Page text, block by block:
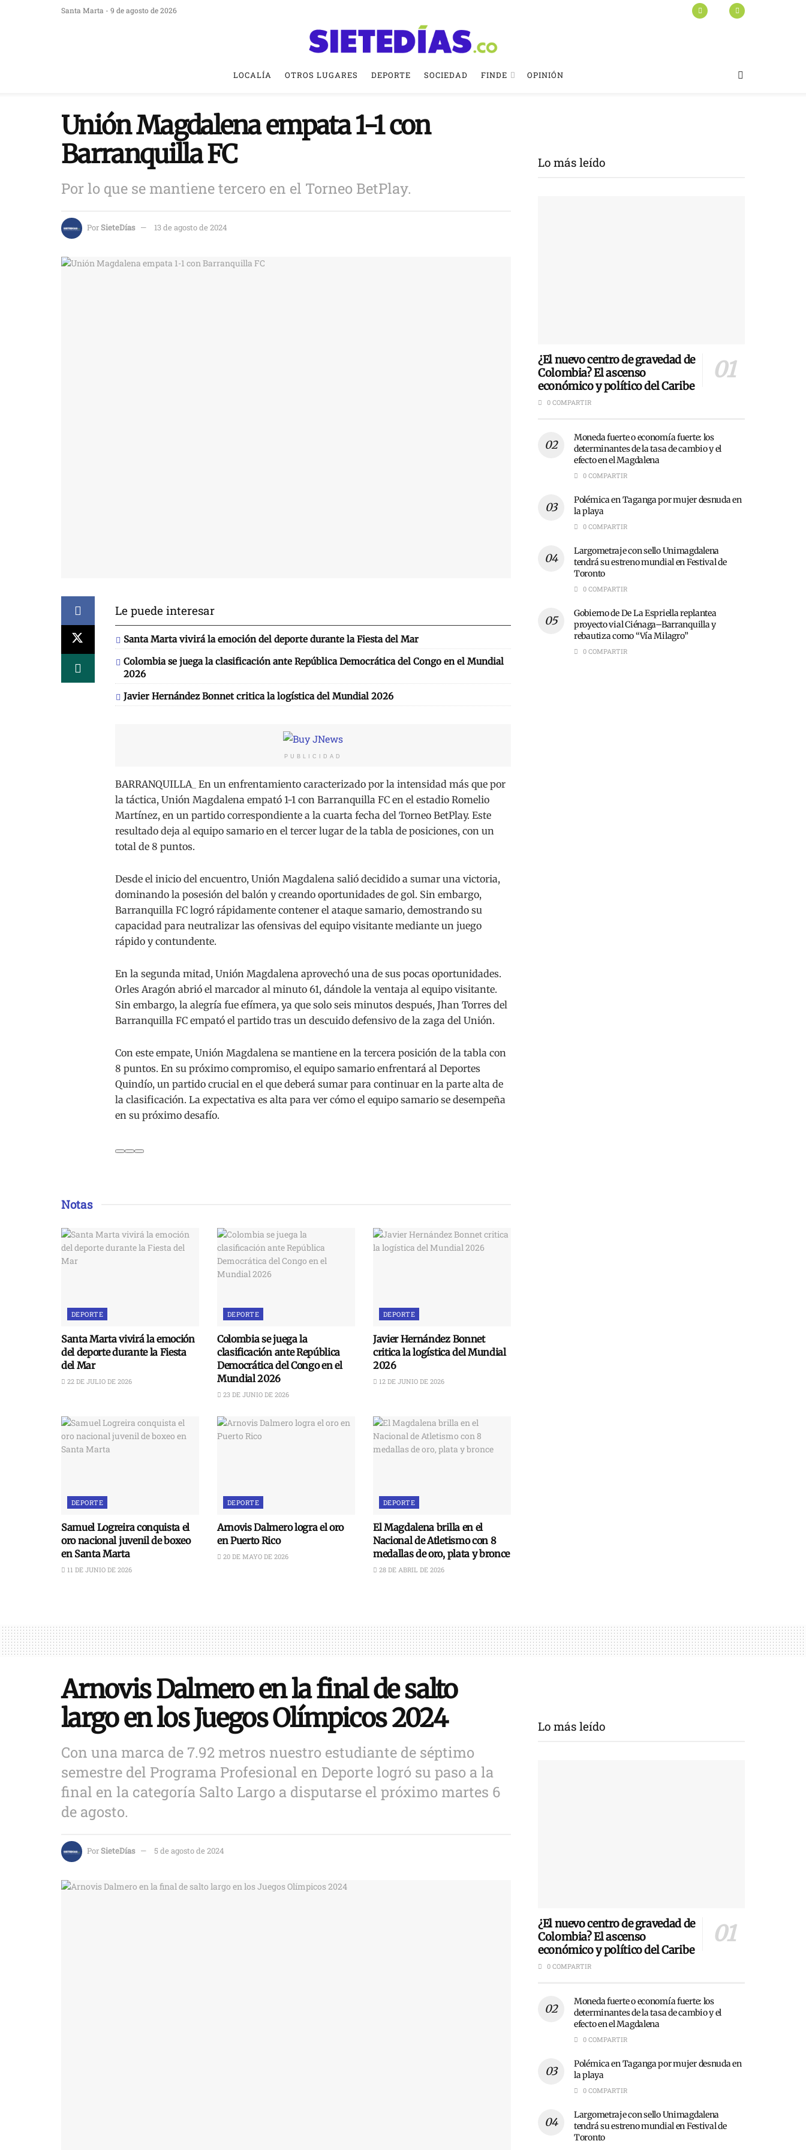
Santa Marta - 9 de agosto de 2026
LOCALÍA OTROS LUGARES DEPORTE SOCIEDAD FINDE OPINIÓN
Unión Magdalena empata 1-1 con
Barranquilla FC
Por lo que se mantiene tercero en el Torneo BetPlay.
PorSieteDías 13 de agosto de 2024
Le puede interesar
Santa Marta vivirá la emoción del deporte durante la Fiesta del Mar
Colombia se juega la clasificación ante República Democrática del Congo en el Mundial
2026
Javier Hernández Bonnet critica la logística del Mundial 2026
PUBLICIDAD
BARRANQUILLA_ En un enfrentamiento caracterizado por la intensidad más que por
la táctica, Unión Magdalena empató 1-1 con Barranquilla FC en el estadio Romelio
Martínez, en un partido correspondiente a la cuarta fecha del Torneo BetPlay. Este
resultado deja al equipo samario en el tercer lugar de la tabla de posiciones, con un
total de 8 puntos.
Desde el inicio del encuentro, Unión Magdalena salió decidido a sumar una victoria,
dominando la posesión del balón y creando oportunidades de gol. Sin embargo,
Barranquilla FC logró rápidamente contener el ataque samario, demostrando su
capacidad para neutralizar las ofensivas del equipo visitante mediante un juego
rápido y contundente.
En la segunda mitad, Unión Magdalena aprovechó una de sus pocas oportunidades.
Orles Aragón abrió el marcador al minuto 61, dándole la ventaja al equipo visitante.
Sin embargo, la alegría fue efímera, ya que solo seis minutos después, Jhan Torres del
Barranquilla FC empató el partido tras un descuido defensivo de la zaga del Unión.
Con este empate, Unión Magdalena se mantiene en la tercera posición de la tabla con
8 puntos. En su próximo compromiso, el equipo samario enfrentará al Deportes
Quindío, un partido crucial en el que deberá sumar para continuar en la parte alta de
la clasificación. La expectativa es alta para ver cómo el equipo samario se desempeña
en su próximo desafío.
Notas
DEPORTE
Santa Marta vivirá la emoción
del deporte durante la Fiesta
del Mar
22 DE JULIO DE 2026
DEPORTE
Colombia se juega la
clasificación ante República
Democrática del Congo en el
Mundial 2026
23 DE JUNIO DE 2026
DEPORTE
Javier Hernández Bonnet
critica la logística del Mundial
2026
12 DE JUNIO DE 2026
DEPORTE
Samuel Logreira conquista el
oro nacional juvenil de boxeo
en Santa Marta
11 DE JUNIO DE 2026
DEPORTE
Arnovis Dalmero logra el oro
en Puerto Rico
20 DE MAYO DE 2026
DEPORTE
El Magdalena brilla en el
Nacional de Atletismo con 8
medallas de oro, plata y bronce
28 DE ABRIL DE 2026
Lo más leído
¿El nuevo centro de gravedad de
Colombia? El ascenso
económico y político del Caribe
0 COMPARTIR
Moneda fuerte o economía fuerte: los
determinantes de la tasa de cambio y el
efecto en el Magdalena
0 COMPARTIR
Polémica en Taganga por mujer desnuda en
la playa
0 COMPARTIR
Largometraje con sello Unimagdalena
tendrá su estreno mundial en Festival de
Toronto
0 COMPARTIR
Gobierno de De La Espriella replantea
proyecto vial Ciénaga–Barranquilla y
rebautiza como “Vía Milagro”
0 COMPARTIR
Arnovis Dalmero en la final de salto
largo en los Juegos Olímpicos 2024
Con una marca de 7.92 metros nuestro estudiante de séptimo
semestre del Programa Profesional en Deporte logró su paso a la
final en la categoría Salto Largo a disputarse el próximo martes 6
de agosto.
PorSieteDías 5 de agosto de 2024
Lo más leído
¿El nuevo centro de gravedad de
Colombia? El ascenso
económico y político del Caribe
0 COMPARTIR
Moneda fuerte o economía fuerte: los
determinantes de la tasa de cambio y el
efecto en el Magdalena
0 COMPARTIR
Polémica en Taganga por mujer desnuda en
la playa
0 COMPARTIR
Largometraje con sello Unimagdalena
tendrá su estreno mundial en Festival de
Toronto